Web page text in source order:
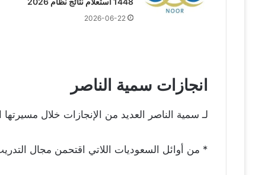
2026-06-22
انجازات سمية الناصر
لـ سمية الناصر العديد من الإنجازات خلال مسيرتها
* من أوائل السعوديات اللاتي اقتحمن مجال